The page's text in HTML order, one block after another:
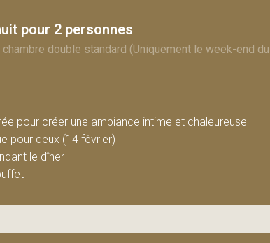
pour 2 personnes
double standard (Uniquement le week-end
pour créer une ambiance intime et chaleureuse
pour deux (14 février)
le dîner